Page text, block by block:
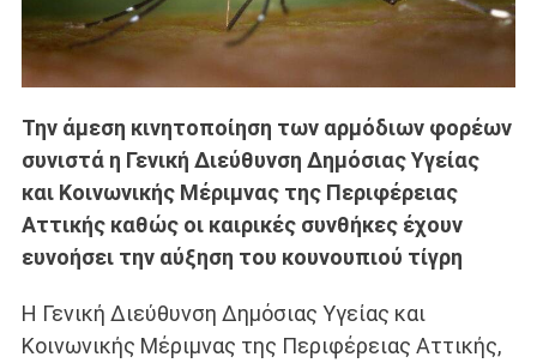
Την άμεση κινητοποίηση των αρμόδιων φορέων
συνιστά η Γενική Διεύθυνση Δημόσιας Υγείας
και Κοινωνικής Μέριμνας της Περιφέρειας
Αττικής καθώς οι καιρικές συνθήκες έχουν
ευνοήσει την αύξηση του κουνουπιού τίγρη
Η Γενική Διεύθυνση Δημόσιας Υγείας και
Κοινωνικής Μέριμνας της Περιφέρειας Αττικής,